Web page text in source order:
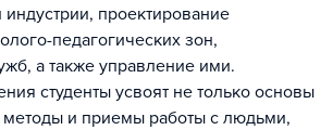
проектирование
педагогических зон,
а также управление ими.
студенты усвоят не только основы
методы и приемы работы с людьми,